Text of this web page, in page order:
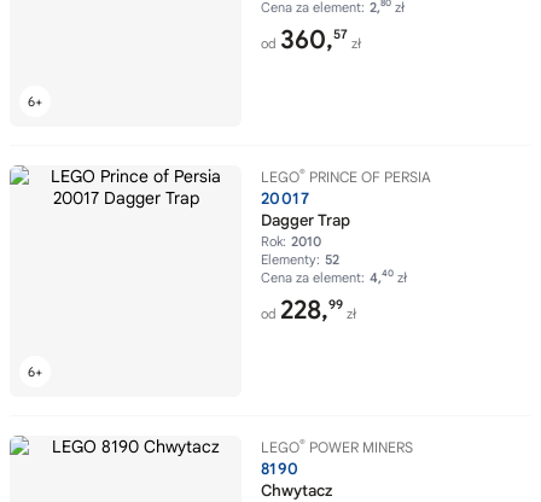
Cena za element: 2,80 zł
od 360,57
zł
LEGO® PRINCE OF PERSIA
20017
Dagger Trap
Rok: 2010
Elementy: 52
Cena za element: 4,40 zł
od 228,99
zł
LEGO® POWER MINERS
8190
Chwytacz